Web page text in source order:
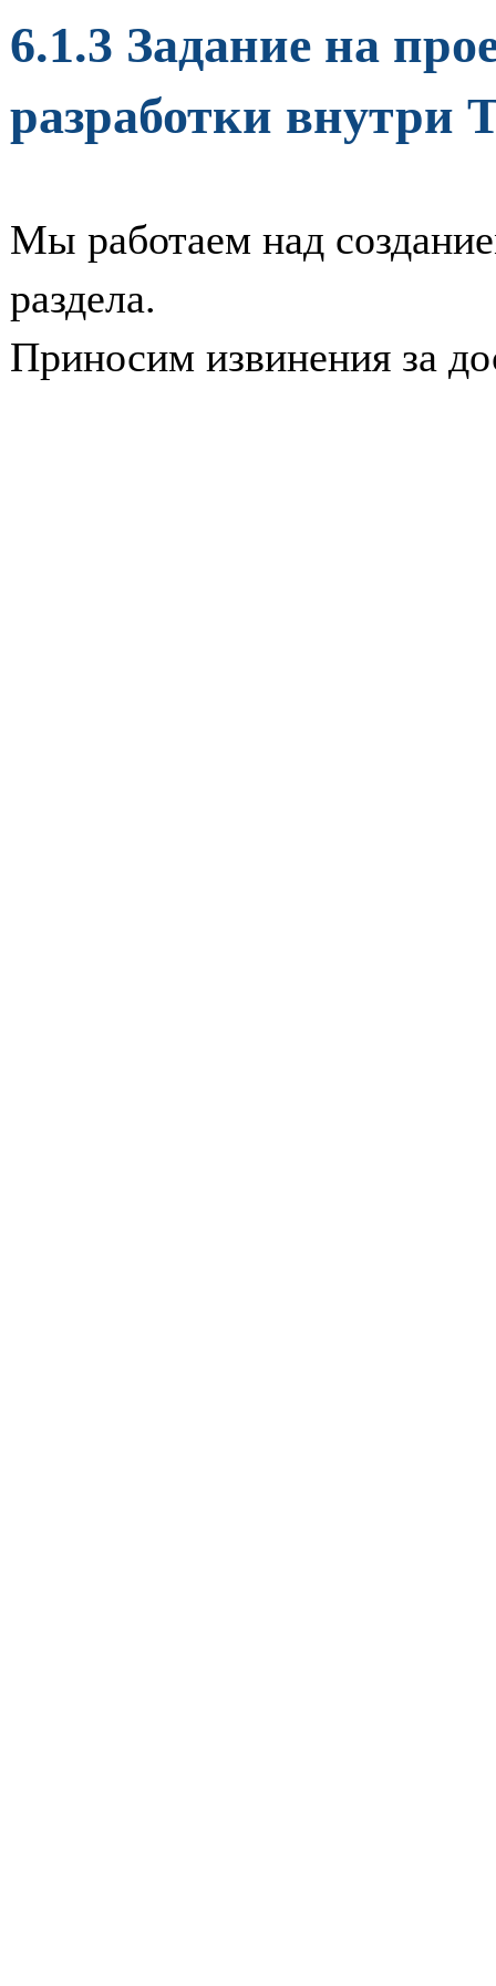
6.1.3 Задание на
разработки внутри
Мы работаем над
раздела.
Приносим извинения за